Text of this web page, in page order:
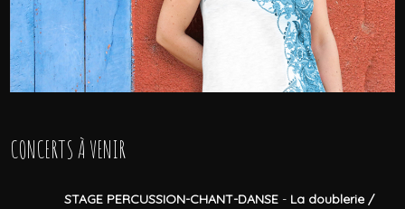
CONCERTS À VENIR
STAGE PERCUSSION-CHANT-DANSE - La doublerie /